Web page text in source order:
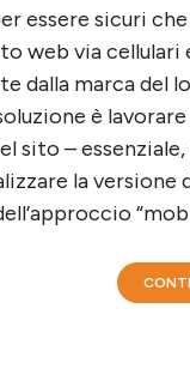
essere sicuri
web via cellulari
dalla marca del
è
sito –
la versione